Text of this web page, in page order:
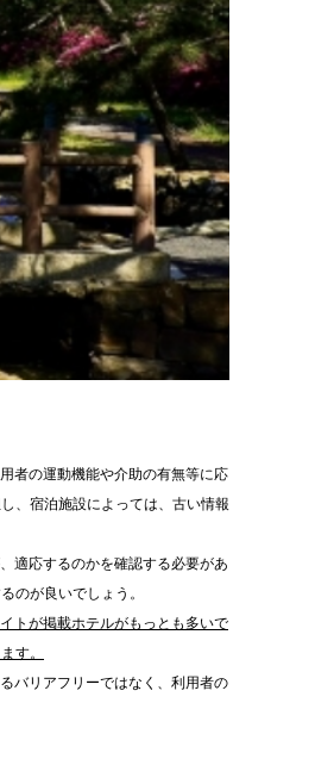
者の運動機能や介助の有無等に応
、宿泊施設によっては、古い情報
適応するのかを確認する必要があ
のが良いでしょう。
トが掲載ホテルがもっとも多いで
す。
バリアフリーではなく、利用者の